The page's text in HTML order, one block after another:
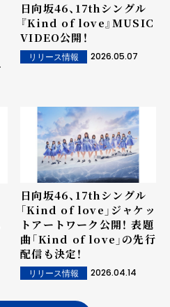
日向坂46、17thシングル
『Kind of love』MUSIC
VIDEO公開！
リリース情報 2026.05.07
日向坂46、17thシングル
「Kind of love」ジャケッ
トアートワーク公開！ 表題
曲「Kind of love」の先行
配信も決定！
リリース情報 2026.04.14